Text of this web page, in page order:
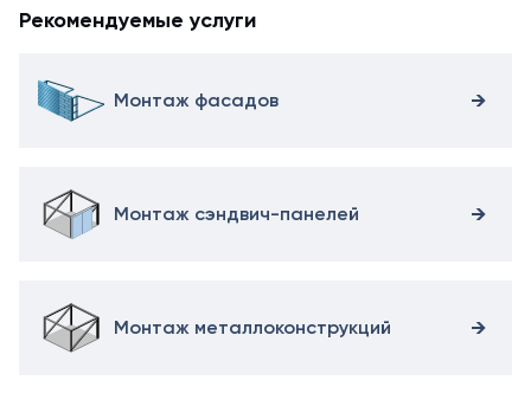
Рекомендуемые услуги
Монтаж фасадов
Монтаж сэндвич-панелей
Монтаж металлоконструкций